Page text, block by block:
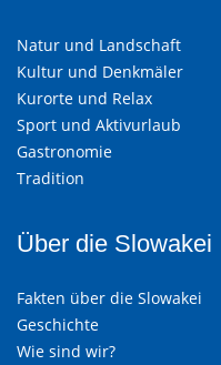
Natur und Landschaft
Kultur und Denkmäler
Kurorte und Relax
Sport und Aktivurlaub
Gastronomie
Tradition
Über die Slowakei
Fakten über die Slowakei
Geschichte
Wie sind wir?